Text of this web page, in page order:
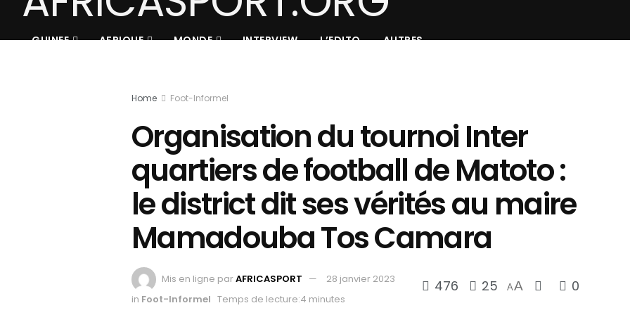
GUINEE AFRIQUE MONDE INTERVIEW L’EDITO AUTRES
Home Foot-Informel
Organisation du tournoi Inter
quartiers de football de Matoto :
le district dit ses vérités au maire
Mamadouba Tos Camara
Mis en ligne parAFRICASPORT
28 janvier 2023
in Foot-Informel Temps de lecture:4 minutes
476 25 AA 0